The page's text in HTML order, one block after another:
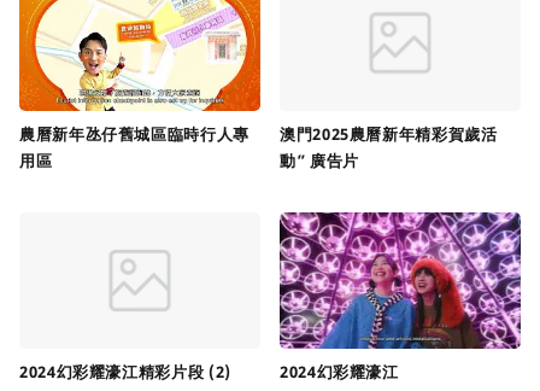
農曆新年氹仔舊城區臨時行人專
用區
澳門2025農曆新年精彩賀歲活
動” 廣告片
2024幻彩耀濠江精彩片段 (2) 2024幻彩耀濠江